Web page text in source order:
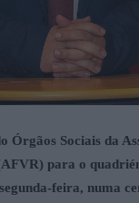
Órgãos Sociais da
para o
feira, numa